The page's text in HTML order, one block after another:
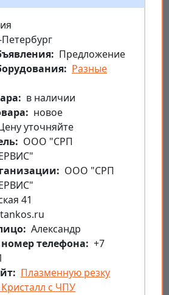
Предложение
Разные
в наличии
новое
уточняйте
ООО "СРП
ООО "СРП
41
Александр
телефона
+7
Плазменную резку
с ЧПУ